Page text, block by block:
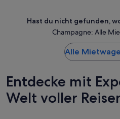
Hast du nicht gefunden,
Champagne: Alle
Alle
Entdecke mit
Welt voller